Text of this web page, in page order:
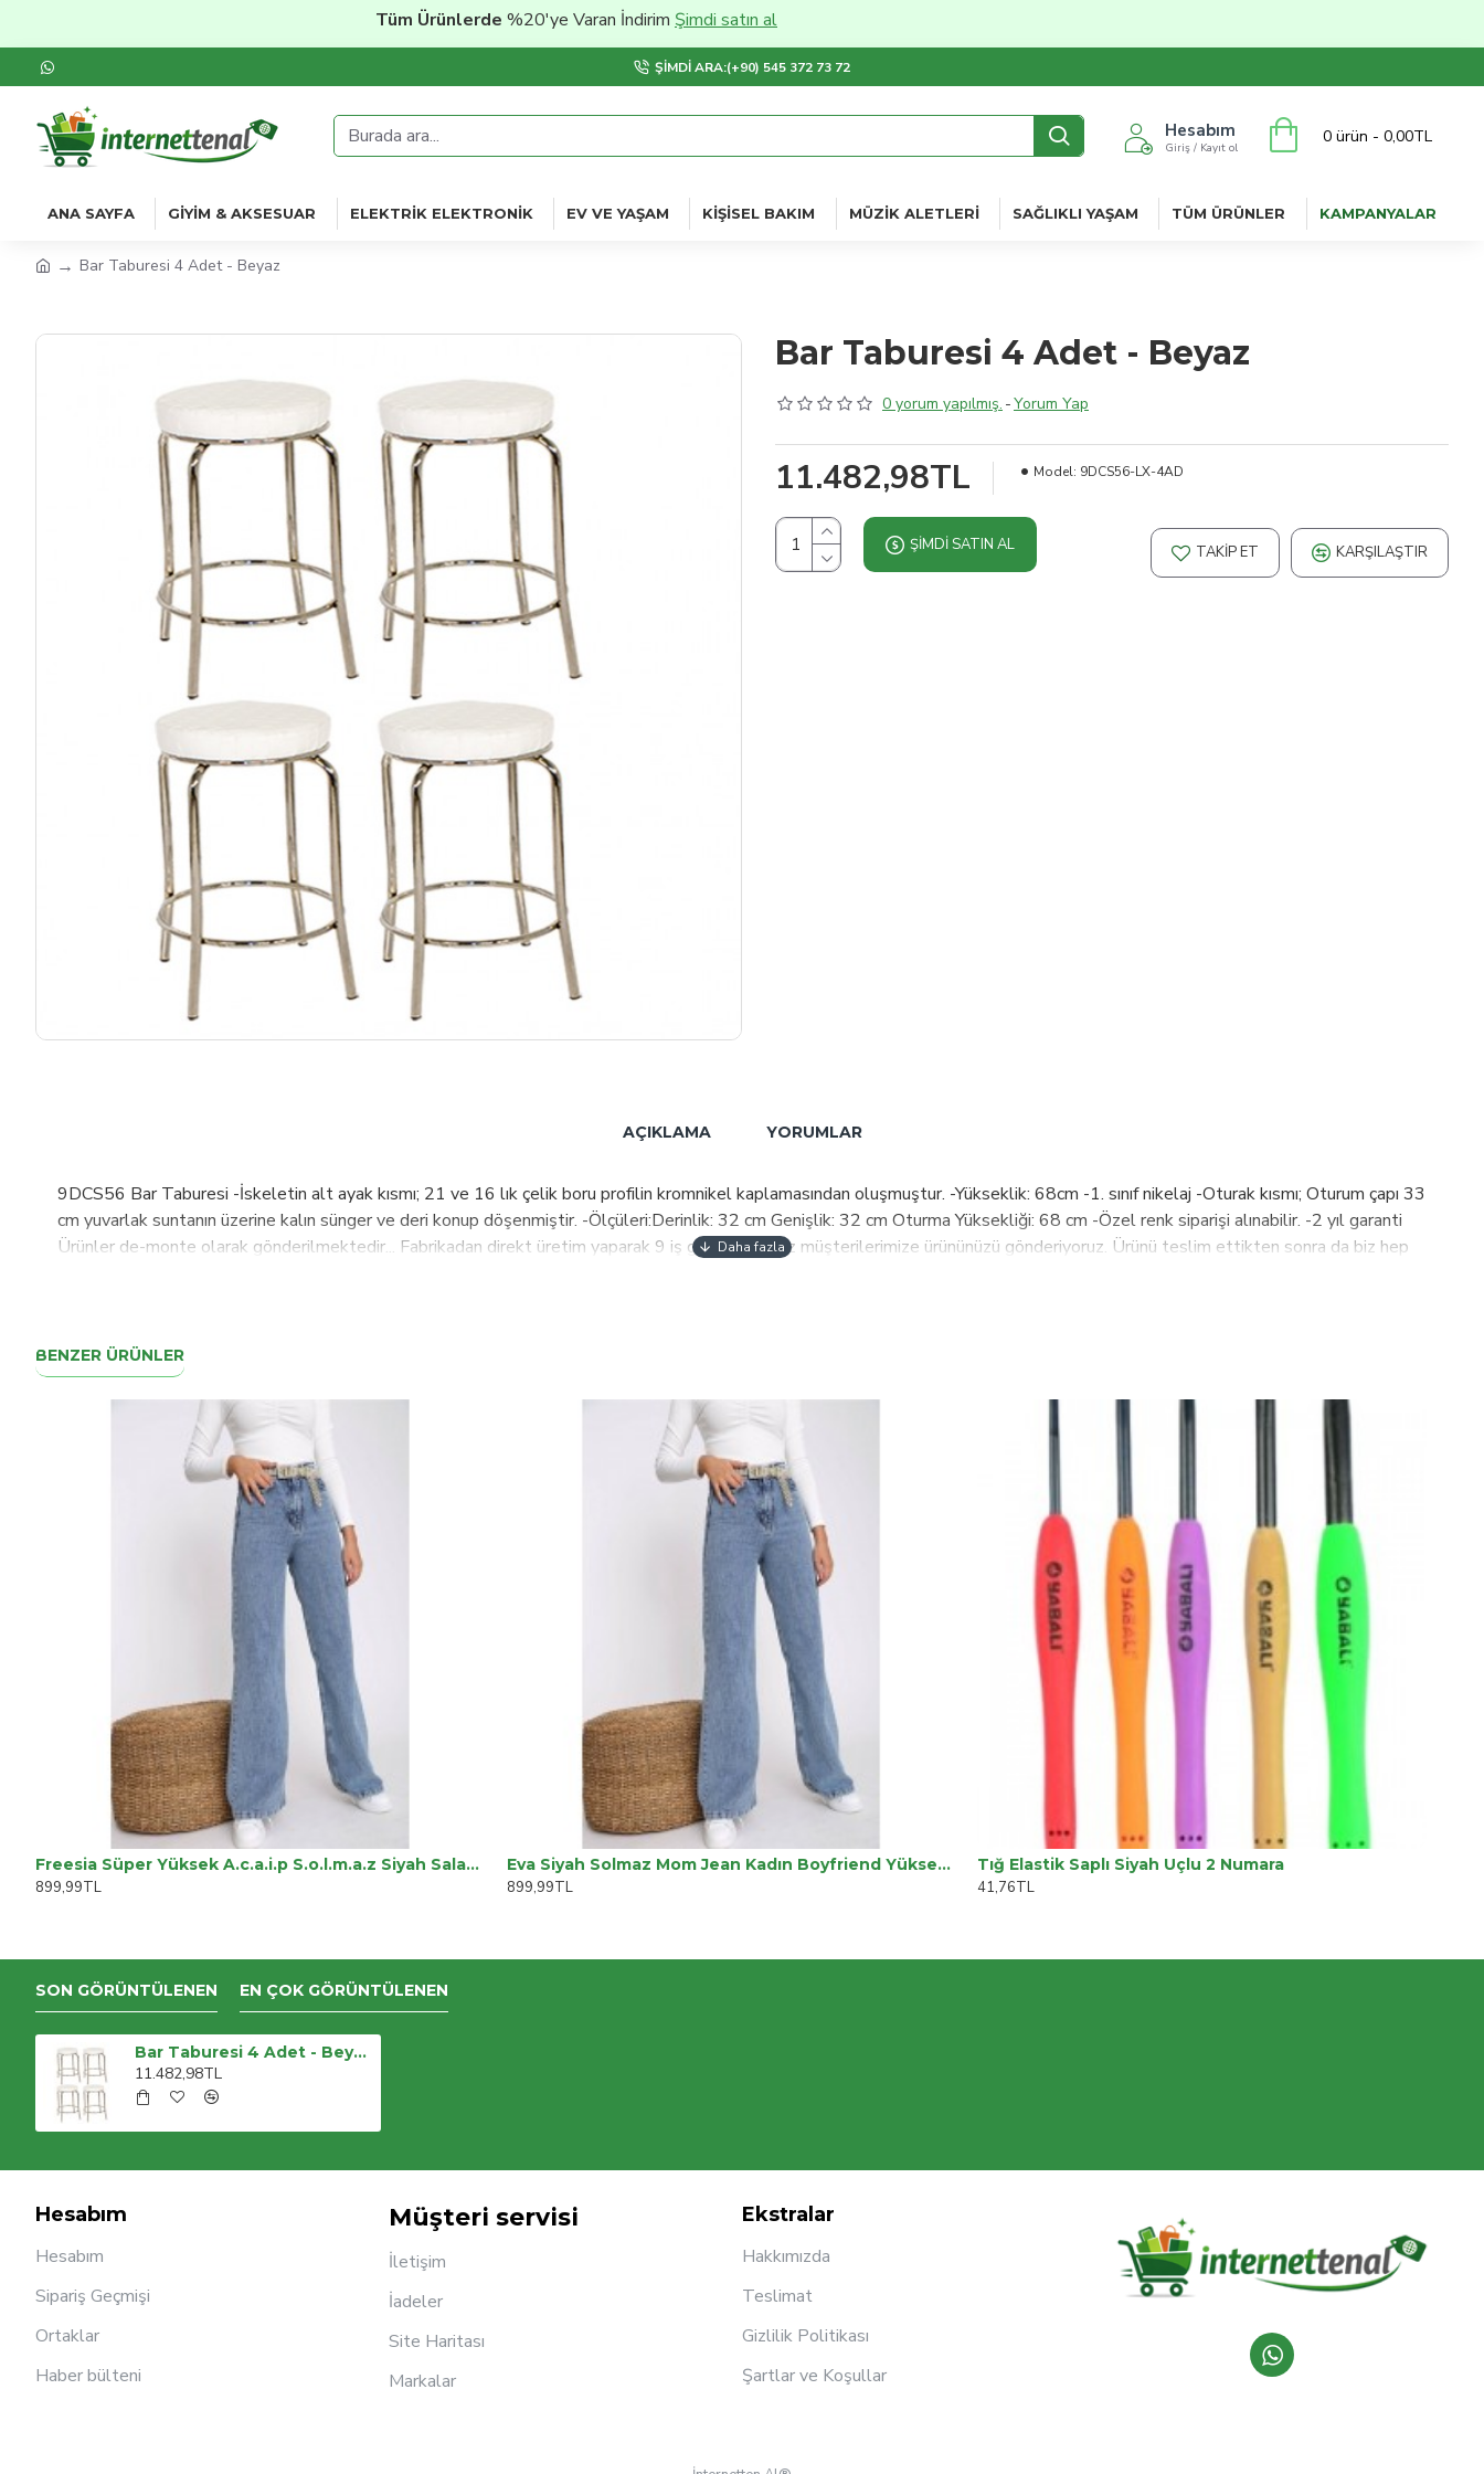
Tüm Ürünlerde%20'ye Varan İndirimŞimdi satın al
ŞIMDI ARA:(+90) 545 372 73 72
Hesabım
Giriş / Kayıt ol
0 ürün - 0,00TL
ANA SAYFA GIYIM & AKSESUAR ELEKTRIK ELEKTRONIK EV VE YAŞAM KIŞISEL BAKIM MÜZIK ALETLERI SAĞLIKLI YAŞAM TÜM ÜRÜNLER KAMPANYALAR
Bar Taburesi 4 Adet - Beyaz
Bar Taburesi 4 Adet - Beyaz
0 yorum yapılmış. -Yorum Yap
11.482,98TL Model: 9DCS56-LX-4AD
ŞIMDI SATIN AL TAKIP ET KARŞILAŞTIR
AÇIKLAMA YORUMLAR
9DCS56 Bar Taburesi -İskeletin alt ayak kısmı; 21 ve 16 lık çelik boru profilin kromnikel kaplamasından oluşmuştur. -Yükseklik: 68cm -1. sınıf nikelaj -Oturak kısmı; Oturum çapı 33
cm yuvarlak suntanın üzerine kalın sünger ve deri konup döşenmiştir. -Ölçüleri:Derinlik: 32 cm Genişlik: 32 cm Oturma Yüksekliği: 68 cm -Özel renk siparişi alınabilir. -2 yıl garanti
Ürünler de-monte olarak gönderilmektedir... Fabrikadan direkt üretim yaparak 9 iş günü içinde siz müşterilerimize ürününüzü gönderiyoruz. Ürünü teslim ettikten sonra da biz hep
BENZER ÜRÜNLER
Freesia Süper Yüksek A.c.a.i.p S.o.l.m.a.z Siyah Salaş Jeans Palazzo Pantolon
899,99TL
Eva Siyah Solmaz Mom Jean Kadın Boyfriend Yüksek Bel Power Likra Pantolon
899,99TL
Tığ Elastik Saplı Siyah Uçlu 2 Numara
41,76TL
SON GÖRÜNTÜLENEN EN ÇOK GÖRÜNTÜLENEN
Bar Taburesi 4 Adet - Beyaz
11.482,98TL
Hesabım
Hesabım
Sipariş Geçmişi
Ortaklar
Haber bülteni
Müşteri servisi
İletişim
İadeler
Site Haritası
Markalar
Ekstralar
Hakkımızda
Teslimat
Gizlilik Politikası
Şartlar ve Koşullar